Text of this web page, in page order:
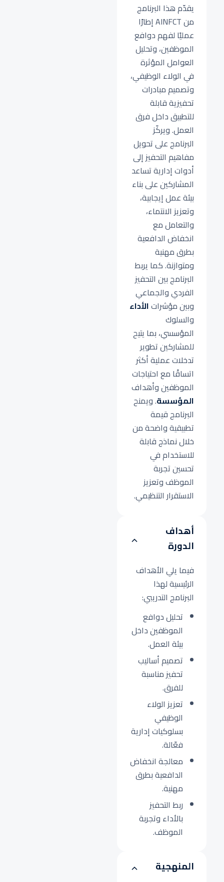
يقدّم هذا البرنامج
من AINFCT إطارًا
عمليًا لفهم دوافع
الموظفين، وتحليل
العوامل المؤثرة
في الولاء الوظيفي،
وتصميم مبادرات
تحفيزية قابلة
للتطبيق داخل فرق
العمل. ويركّز
البرنامج على تحويل
مفاهيم التحفيز إلى
أدوات إدارية تساعد
المشاركين على بناء
بيئة عمل إيجابية،
وتعزيز الانتماء،
والتعامل مع
انخفاض الدافعية
بطرق مهنية
ومتوازنة. كما يربط
البرنامج بين التحفيز
الفردي والجماعي
وبين مؤشراتالأداء
والسلوك
المؤسسي، بما يتيح
للمشاركين تطوير
تدخلات عملية أكثر
اتساقًا مع احتياجات
الموظفين وأهداف
المؤسسة. ويمنح
البرنامج قيمة
تطبيقية واضحة من
خلال نماذج قابلة
للاستخدام في
تحسين تجربة
الموظف وتعزيز
الاستقرار التنظيمي.
أهداف
الدورة
فيما يلي الأهداف
الرئيسية لهذا
البرنامج التدريبي:
تحليل دوافع
الموظفين داخل
بيئة العمل.
تصميم أساليب
تحفيز مناسبة
للفرق.
تعزيز الولاء
الوظيفي
بسلوكيات إدارية
فعّالة.
معالجة انخفاض
الدافعية بطرق
مهنية.
ربط التحفيز
بالأداء وتجربة
الموظف.
المنهجية